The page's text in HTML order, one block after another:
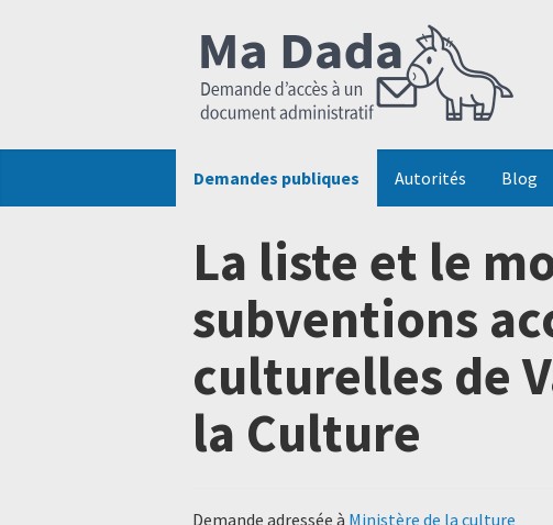
Demandes publiques Autorités Blog
La liste et le
subventions
culturelles de
la Culture
Demande adressée à Ministère de la culture